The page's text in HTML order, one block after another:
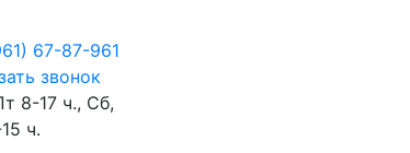
67-87-961
звонок
8-17 ч., Сб,
ч.